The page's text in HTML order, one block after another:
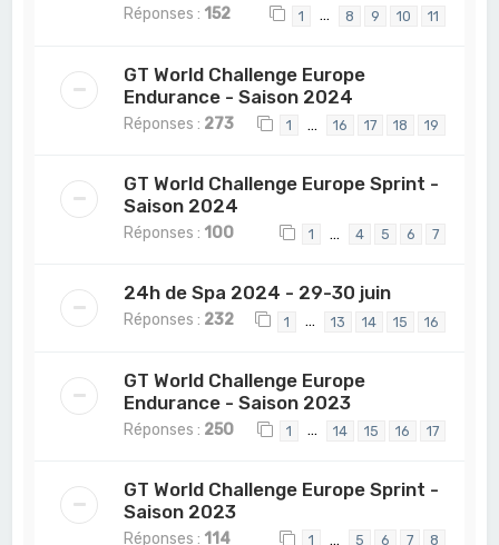
Réponses : 152 1 … 8 9 10 11
GT World Challenge Europe
Endurance - Saison 2024
Réponses : 273 1 … 16 17 18 19
GT World Challenge Europe Sprint -
Saison 2024
Réponses : 100 1 … 4 5 6 7
24h de Spa 2024 - 29-30 juin
Réponses : 232 1 … 13 14 15 16
GT World Challenge Europe
Endurance - Saison 2023
Réponses : 250 1 … 14 15 16 17
GT World Challenge Europe Sprint -
Saison 2023
Réponses : 114 1 … 5 6 7 8